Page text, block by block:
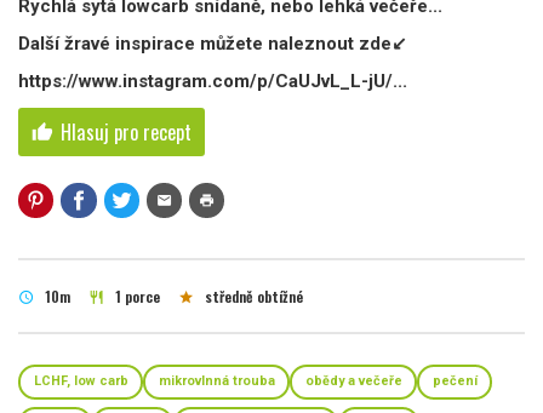
Rychlá sytá lowcarb snídaně, nebo lehká večeře...
Další žravé inspirace můžete naleznout zde↙️
https://www.instagram.com/p/CaUJvL_L-jU/...
thumb_up Hlasuj pro recept
mail print
schedule 10m restaurant 1 porce star středně obtížné
LCHF, low carb mikrovlnná trouba obědy a večeře pečení